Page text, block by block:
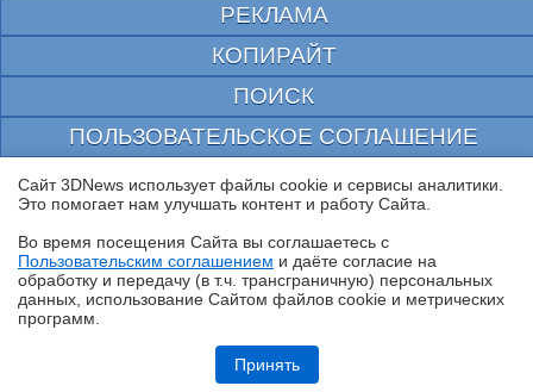
Обзор Infinix GT 50 Pro: геймерский смартфон со встроенной СЖО
РЕКЛАМА
КОПИРАЙТ
ПОИСК
ПОЛЬЗОВАТЕЛЬСКОЕ СОГЛАШЕНИЕ
ЗАЩИЩЕНО CURATOR
© 1997—2026 Электронное периодическое издание "3ДНьюс" | Свидетельство о
выдано Федеральной Службой по надзору за соблюдением законодательства в сфере
массовых коммуникаций и охране культурного наследия
При цитировании документа ссылка на сайт с указанием автора обязательна. Полное
заимствование документа является нарушением
российского и международного законодательства и возможно только с согласия
Сайт 3DNews использует файлы cookie и сервисы аналитики.
Это помогает нам улучшать контент и работу Cайта.
Во время посещения Cайта вы соглашаетесь с
Пользовательским соглашением и даёте согласие на
обработку и передачу (в т.ч. трансграничную) персональных
данных, использование Cайтом файлов cookie и метрических
программ.
Принять